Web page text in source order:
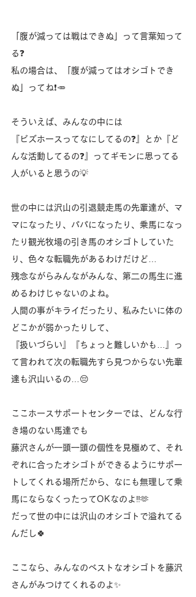
「腹が減っては戦はできぬ」って言葉知って
る❓
私の場合は、「腹が減ってはオシゴトでき
ぬ」ってね❗️🥕
そういえば、みんなの中には
『ビズホースってなにしてるの❓』とか『ど
んな活動してるの❓』ってギモンに思ってる
人がいると思うの💡
世の中には沢山の引退競走馬の先輩達が、マ
マになったり、パパになったり、乗馬になっ
たり観光牧場の引き馬のオシゴトしていた
り、色々な転職先があるわけだけど…
残念ながらみんながみんな、第二の馬生に進
めるわけじゃないのよね。
人間の事がキライだったり、私みたいに体の
どこかが弱かったりして、
『扱いづらい』『ちょっと難しいかも…』っ
て言われて次の転職先すら見つからない先輩
達も沢山いるの…😔
ここホースサポートセンターでは、どんな行
き場のない馬達でも
藤沢さんが一頭一頭の個性を見極めて、それ
ぞれに合ったオシゴトができるようにサポー
トしてくれる場所だから、なにも無理して乗
馬にならなくったってOKなのよ‼️🫶
だって世の中には沢山のオシゴトで溢れてる
んだし🍀
ここなら、みんなのベストなオシゴトを藤沢
さんがみつけてくれるのよ✨